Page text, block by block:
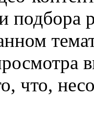
подбора
что,